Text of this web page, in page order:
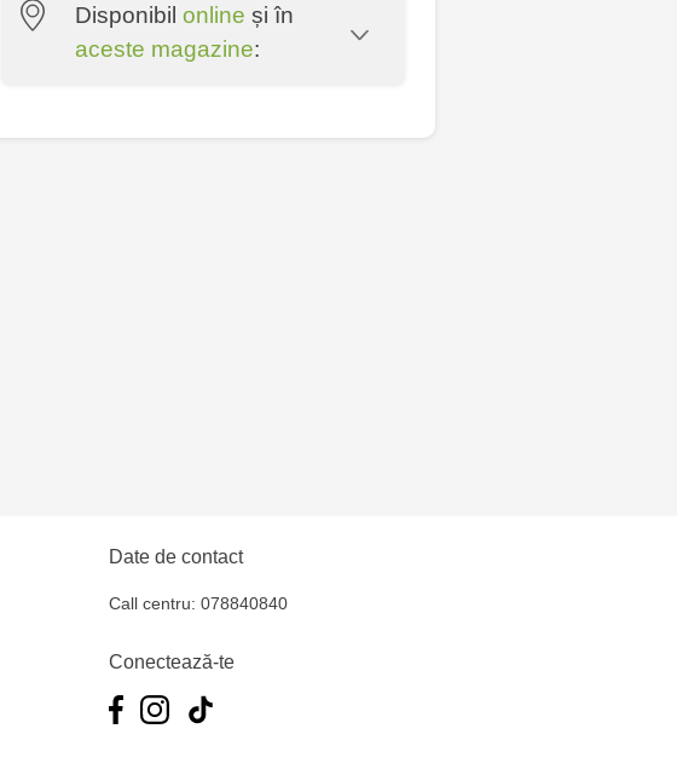
Disponibil online și în
aceste magazine:
6
Date de contact
Call centru: 078840840
Conectează-te